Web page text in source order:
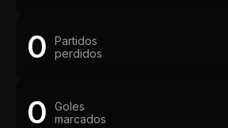
0
Partidos
perdidos
0
Goles
marcados